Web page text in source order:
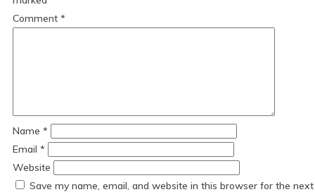
Comment *
Name *
Email *
Website
Save my name, email, and website in this browser for the next